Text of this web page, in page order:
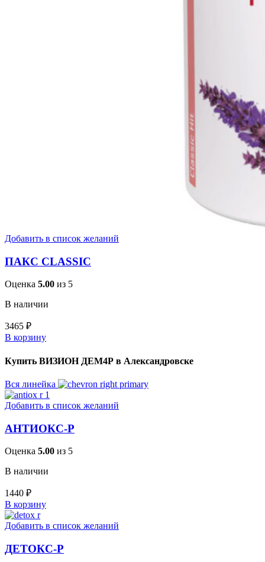
Добавить в список желаний
ПАКС CLASSIC
Оценка 5.00 из 5
В наличии
3465 ₽
В корзину
Купить ВИЗИОН ДЕМ4Р в Александровске
Вся линейка
Добавить в список желаний
АНТИОКС-Р
Оценка 5.00 из 5
В наличии
1440 ₽
В корзину
Добавить в список желаний
ДЕТОКС-Р